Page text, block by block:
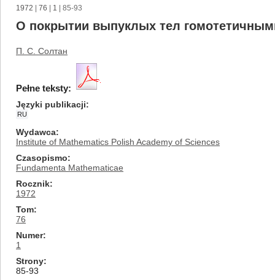
1972 76 1 | 85-93
О покрытии выпуклых тел
П. С. Солтан
Pełne teksty:
Języki publikacji
RU
Wydawca
Institute of Mathematics Polish Academy of Sciences
Czasopismo
Fundamenta Mathematicae
Rocznik
1972
Tom
76
Numer
1
Strony
85-93